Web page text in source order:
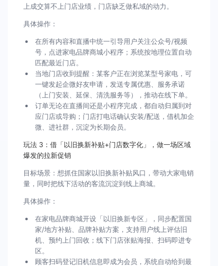
上成交算不上门店业绩，门店缺乏做私域的动力。
具体操作：
在所有内容和直播中统一引导用户关注公众号/视频
号，点进家电品牌商城小程序；系统按地理位置自动
匹配最近门店。
当地门店收到提醒：某客户正在浏览某型号家电，可
一键发起企微好友申请，发送专属优惠、服务承诺
（上门安装、延保、清洗服务等），推动在线下单。
订单无论在直播间还是小程序完成，都自动归属到对
应门店或导购；门店打电话确认安装/配送，借机加企
微、进社群，沉淀为长期会员。
玩法 3：借「以旧换新补贴+门店数字化」，做一场区域
爆发的拉新促销
目标场景：想抓住国家以旧换新补贴风口，带动大家电销
量，同时把线下活动的客流沉淀到线上商城。
具体操作：
在家电品牌商城开设「以旧换新专区」，同步配置国
家/地方补贴、品牌补贴方案，支持用户线上评估旧
机、预约上门回收；线下门店张贴海报、扫码即进专
区。
顾客扫码登记旧机信息即成为会员，系统自动给到最